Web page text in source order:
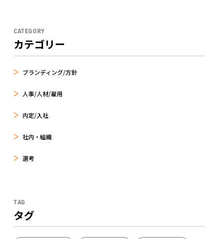
CATEGORY
カテゴリー
ブランディング/方針
人事/人材/雇用
内定/入社
社内・組織
選考
TAG
タグ